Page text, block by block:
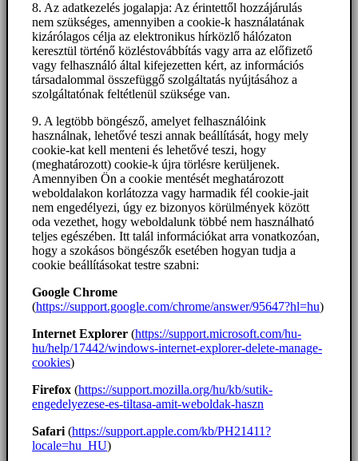
8. Az adatkezelés jogalapja: Az érintettől hozzájárulás
nem szükséges, amennyiben a cookie-k használatának
kizárólagos célja az elektronikus hírközlő hálózaton
keresztül történő közléstovábbítás vagy arra az előfizető
vagy felhasználó által kifejezetten kért, az információs
társadalommal összefüggő szolgáltatás nyújtásához a
szolgáltatónak feltétlenül szüksége van.
9. A legtöbb böngésző, amelyet felhasználóink
használnak, lehetővé teszi annak beállítását, hogy mely
cookie-kat kell menteni és lehetővé teszi, hogy
(meghatározott) cookie-k újra törlésre kerüljenek.
Amennyiben Ön a cookie mentését meghatározott
weboldalakon korlátozza vagy harmadik fél cookie-jait
nem engedélyezi, úgy ez bizonyos körülmények között
oda vezethet, hogy weboldalunk többé nem használható
teljes egészében. Itt talál információkat arra vonatkozóan,
hogy a szokásos böngészők esetében hogyan tudja a
cookie beállításokat testre szabni:
Google Chrome
(https://support.google.com/chrome/answer/95647?hl=hu)
Internet Explorer (https://support.microsoft.com/hu-
hu/help/17442/windows-internet-explorer-delete-manage-
cookies)
Firefox (https://support.mozilla.org/hu/kb/sutik-
engedelyezese-es-tiltasa-amit-weboldak-haszn
Safari (https://support.apple.com/kb/PH21411?
locale=hu_HU)